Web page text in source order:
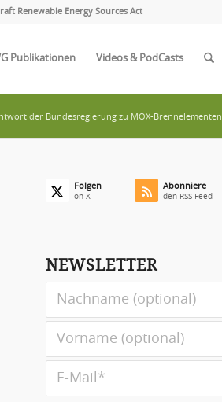
Renewable Energy Sources Act
Publikationen Videos & PodCasts
der Bundesregierung zu MOX-Brennelementen
Folgen
on X
Abonniere
den RSS Feed
NEWSLETTER